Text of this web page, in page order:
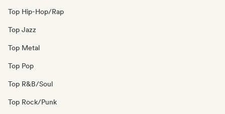
Top Hip-Hop/Rap
Top Jazz
Top Metal
Top Pop
Top R&B/Soul
Top Rock/Punk